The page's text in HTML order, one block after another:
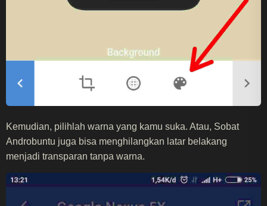
Kemudian, pilihlah warna yang kamu suka. Atau, Sobat
Androbuntu juga bisa menghilangkan latar belakang
menjadi transparan tanpa warna.